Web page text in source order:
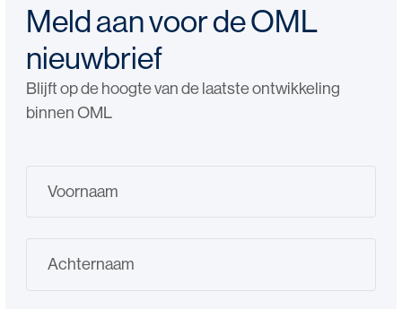
Meld aan voor de OML
nieuwbrief
Blijft op de hoogte van de laatste ontwikkeling
binnen OML